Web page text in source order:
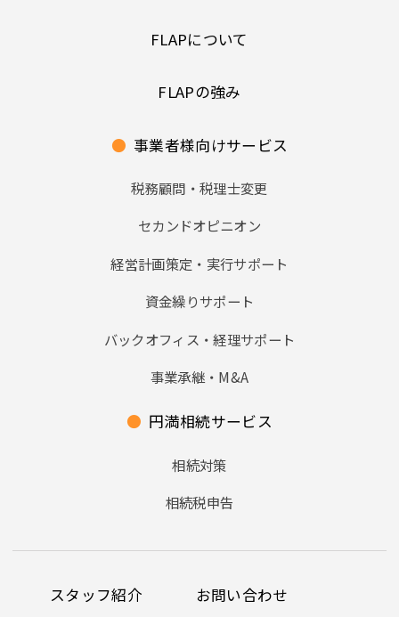
FLAPについて
FLAPの強み
● 事業者様向けサービス
税務顧問・税理士変更
セカンドオピニオン
経営計画策定・実行サポート
資金繰りサポート
バックオフィス・経理サポート
事業承継・M&A
● 円満相続サービス
相続対策
相続税申告
スタッフ紹介 お問い合わせ